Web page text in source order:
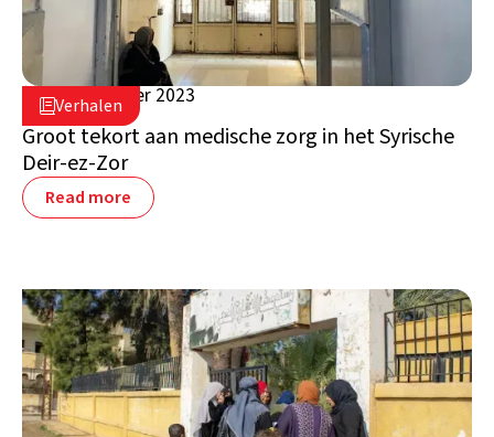
Verhalen
19 september 2023
Syrië
Groot tekort aan medische zorg in het Syrische
Deir-ez-Zor
Read more